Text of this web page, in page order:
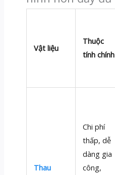
Vật liệu
Thuộc
tính chính
Thau
Chi phí
thấp, dễ
dàng gia
công,